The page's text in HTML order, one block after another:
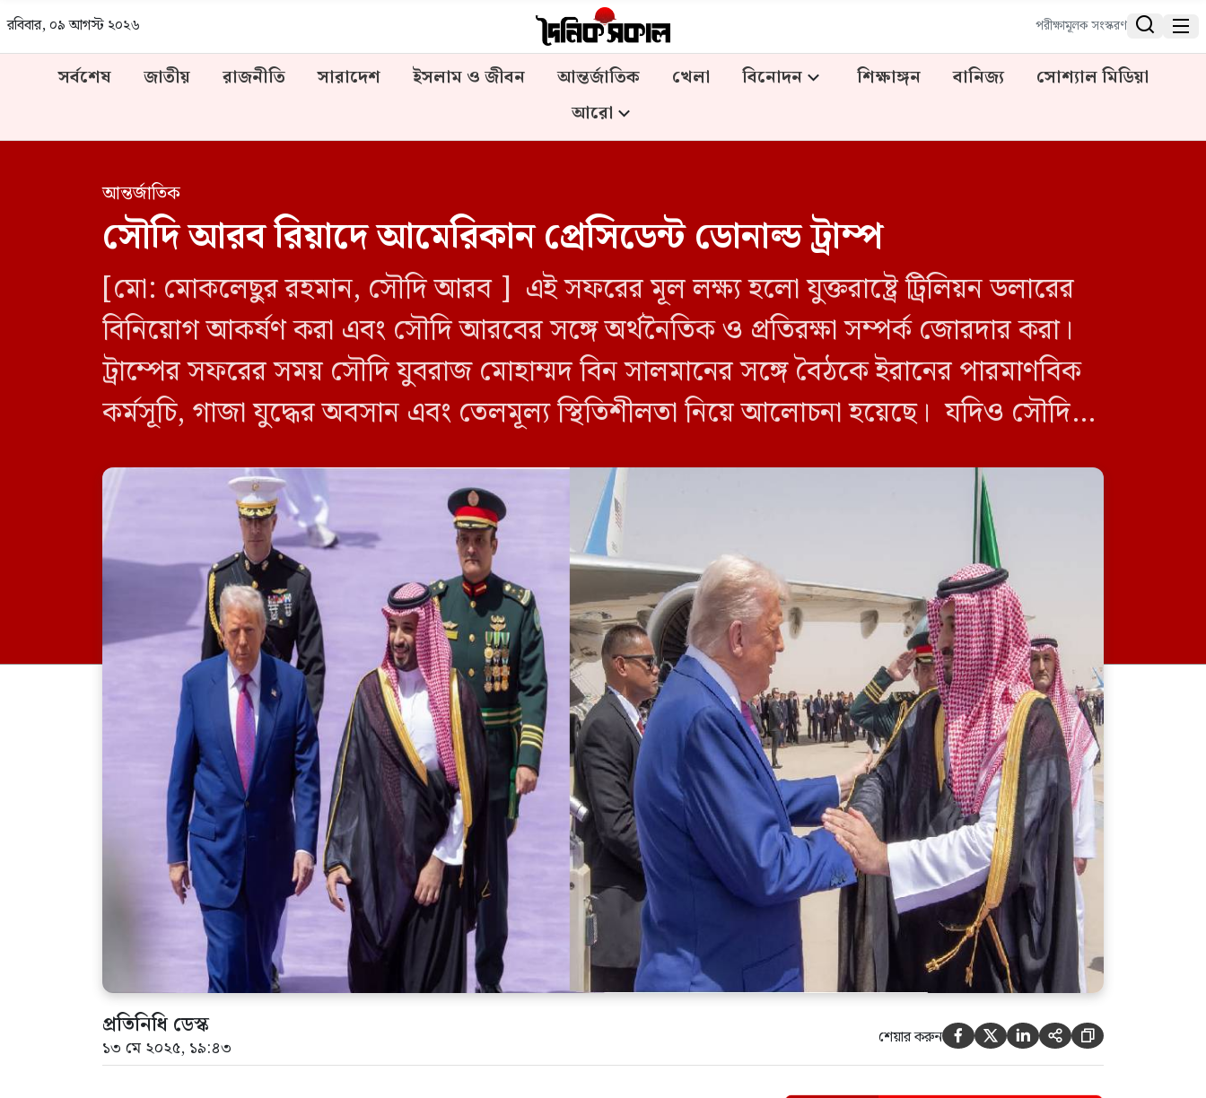
রবিবার, ০৯ আগস্ট ২০২৬ পরীক্ষামূলক সংস্করণ  
সর্বশেষ জাতীয় রাজনীতি সারাদেশ ইসলাম ও জীবন আন্তর্জাতিক খেলা বিনোদন শিক্ষাঙ্গন বানিজ্য
সোশ্যাল মিডিয়া
আরো
আন্তর্জাতিক
সৌদি আরব রিয়াদে আমেরিকান প্রেসিডেন্ট ডোনাল্ড ট্রাম্প
[মো: মোকলেছুর রহমান, সৌদি আরব ] এই সফরের মূল লক্ষ্য হলো যুক্তরাষ্ট্রে ট্রিলিয়ন ডলারের
বিনিয়োগ আকর্ষণ করা এবং সৌদি আরবের সঙ্গে অর্থনৈতিক ও প্রতিরক্ষা সম্পর্ক জোরদার করা।
ট্রাম্পের সফরের সময় সৌদি যুবরাজ মোহাম্মদ বিন সালমানের সঙ্গে বৈঠকে ইরানের পারমাণবিক
কর্মসূচি, গাজা যুদ্ধের অবসান এবং তেলমূল্য স্থিতিশীলতা নিয়ে আলোচনা হয়েছে। যদিও সৌদি
প্রতিনিধি ডেস্ক
১৩ মে ২০২৫, ১৯:৪৩ শেয়ার করুন     